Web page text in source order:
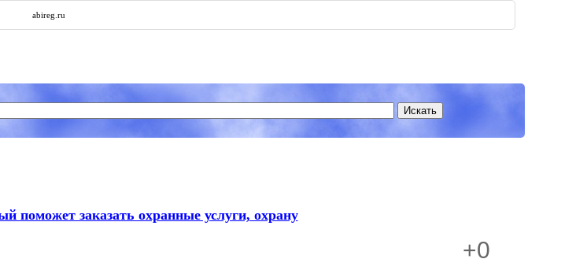
abireg.ru
поможет заказать охранные услуги, охрану
+0